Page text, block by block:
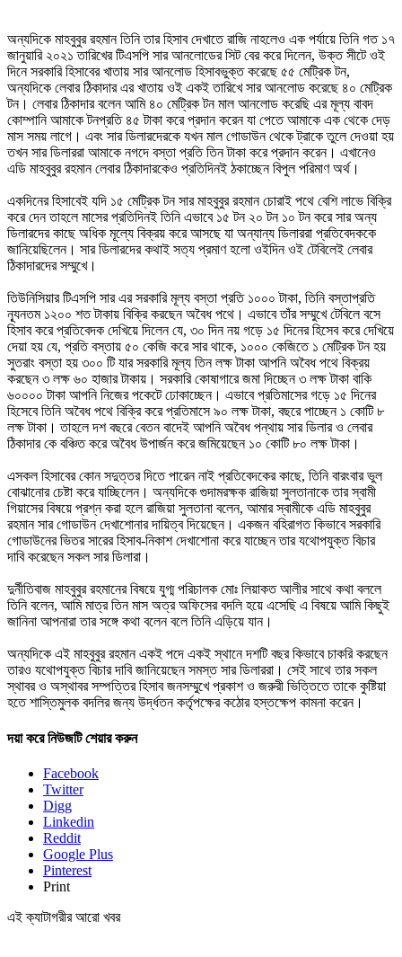
অন্যদিকে মাহবুবুর রহমান তিনি তার হিসাব দেখাতে রাজি নাহলেও এক পর্যায়ে তিনি গত ১৭
জানুয়ারি ২০২১ তারিখের টিএসপি সার আনলোডের সিট বের করে দিলেন, উক্ত সীটে ওই
দিনে সরকারি হিসাবের খাতায় সার আনলোড হিসাবভুক্ত করেছে ৫৫ মেট্রিক টন,
অন্যদিকে লেবার ঠিকাদার এর খাতায় ওই একই তারিখে সার আনলোড করেছে ৪০ মেট্রিক
টন। লেবার ঠিকাদার বলেন আমি ৪০ মেট্রিক টন মাল আনলোড করেছি এর মূল্য বাবদ
কোম্পানি আমাকে টনপ্রতি ৪৫ টাকা করে প্রদান করেন যা পেতে আমাকে এক থেকে দেড়
মাস সময় লাগে। এবং সার ডিলারদেরকে যখন মাল গোডাউন থেকে ট্রাকে তুলে দেওয়া হয়
তখন সার ডিলাররা আমাকে নগদে বস্তা প্রতি তিন টাকা করে প্রদান করেন। এখানেও
এডি মাহবুবুর রহমান লেবার ঠিকাদারকেও প্রতিদিনই ঠকাচ্ছেন বিপুল পরিমাণ অর্থ।
একদিনের হিসাবেই যদি ১৫ মেট্রিক টন সার মাহবুবুর রহমান চোরাই পথে বেশি লাভে বিক্রি
করে দেন তাহলে মাসের প্রতিদিনই তিনি এভাবে ১৫ টন ২০ টন ১০ টন করে সার অন্য
ডিলারদের কাছে অধিক মূল্যে বিক্রয় করে আসছে যা অন্যান্য ডিলাররা প্রতিবেদককে
জানিয়েছিলেন। সার ডিলারদের কথাই সত্য প্রমাণ হলো ওইদিন ওই টেবিলেই লেবার
ঠিকাদারদের সম্মুখে।
তিউনিসিয়ার টিএসপি সার এর সরকারি মূল্য বস্তা প্রতি ১০০০ টাকা, তিনি বস্তাপ্রতি
ন্যূনতম ১২০০ শত টাকায় বিক্রি করছেন অবৈধ পথে। এভাবে তাঁর সম্মুখে টেবিলে বসে
হিসাব করে প্রতিবেদক দেখিয়ে দিলেন যে, ৩০ দিন নয় গড়ে ১৫ দিনের হিসেব করে দেখিয়ে
দেয়া হয় যে, প্রতি বস্তায় ৫০ কেজি করে সার থাকে, ১০০০ কেজিতে ১ মেট্রিক টন হয়
সুতরাং বস্তা হয় ৩০০ টি যার সরকারি মূল্য তিন লক্ষ টাকা আপনি অবৈধ পথে বিক্রয়
করছেন ৩ লক্ষ ৬০ হাজার টাকায়। সরকারি কোষাগারে জমা দিচ্ছেন ৩ লক্ষ টাকা বাকি
৬০০০০ টাকা আপনি নিজের পকেটে ঢোকাচ্ছেন। এভাবে প্রতিমাসের গড়ে ১৫ দিনের
হিসেবে তিনি অবৈধ পথে বিক্রি করে প্রতিমাসে ৯০ লক্ষ টাকা, বছরে পাচ্ছেন ১ কোটি ৮
লক্ষ টাকা। তাহলে দশ বছরে বেতন বাদেই আপনি অবৈধ পন্থায় সার ডিলার ও লেবার
ঠিকাদার কে বঞ্চিত করে অবৈধ উপার্জন করে জমিয়েছেন ১০ কোটি ৮০ লক্ষ টাকা।
এসকল হিসাবের কোন সদুত্তর দিতে পারেন নাই প্রতিবেদকের কাছে, তিনি বারংবার ভুল
বোঝানোর চেষ্টা করে যাচ্ছিলেন। অন্যদিকে গুদামরক্ষক রাজিয়া সুলতানাকে তার স্বামী
গিয়াসের বিষয়ে প্রশ্ন করা হলে রাজিয়া সুলতানা বলেন, আমার স্বামীকে এডি মাহবুবুর
রহমান সার গোডাউন দেখাশোনার দায়িত্ব দিয়েছেন। একজন বহিরাগত কিভাবে সরকারি
গোডাউনের ভিতর সারের হিসাব-নিকাশ দেখাশোনা করে যাচ্ছেন তার যথোপযুক্ত বিচার
দাবি করেছেন সকল সার ডিলারা।
দুর্নীতিবাজ মাহবুবুর রহমানের বিষয়ে যুগ্ম পরিচালক মোঃ লিয়াকত আলীর সাথে কথা বললে
তিনি বলেন, আমি মাত্র তিন মাস অত্র অফিসের বদলি হয়ে এসেছি এ বিষয়ে আমি কিছুই
জানিনা আপনারা তার সঙ্গে কথা বলেন বলে তিনি এড়িয়ে যান।
অন্যদিকে এই মাহবুবুর রহমান একই পদে একই স্থানে দশটি বছর কিভাবে চাকরি করছেন
তারও যথোপযুক্ত বিচার দাবি জানিয়েছেন সমস্ত সার ডিলাররা। সেই সাথে তার সকল
স্থাবর ও অস্থাবর সম্পত্তির হিসাব জনসম্মুখে প্রকাশ ও জরুরী ভিত্তিতে তাকে কুষ্টিয়া
হতে শাস্তিমুলক বদলির জন্য উর্দ্ধতন কর্তৃপক্ষের কঠোর হস্তক্ষেপ কামনা করেন।
দয়া করে নিউজটি শেয়ার করুন
Facebook
Twitter
Digg
Linkedin
Reddit
Google Plus
Pinterest
Print
এই ক্যাটাগরীর আরো খবর